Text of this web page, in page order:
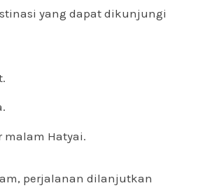
yang dapat dikunjungi
malam Hatyai.
perjalanan dilanjutkan